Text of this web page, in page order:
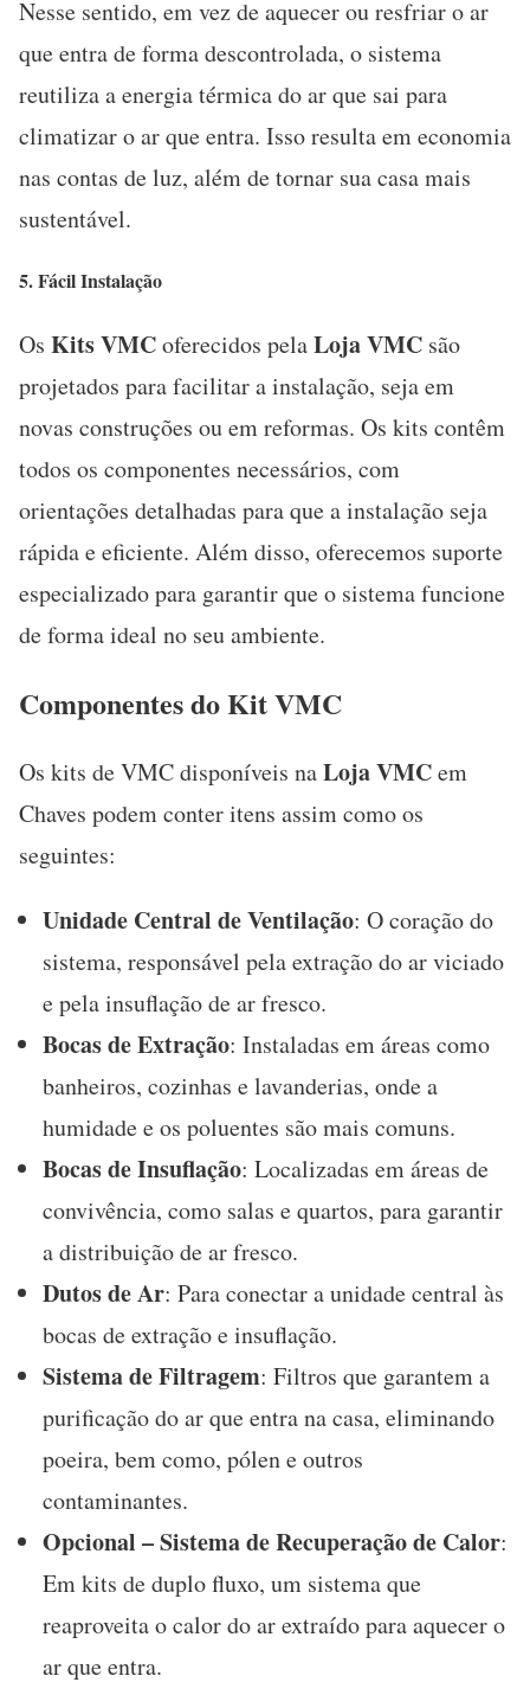
Nesse sentido, em vez de aquecer ou resfriar o ar
que entra de forma descontrolada, o sistema
reutiliza a energia térmica do ar que sai para
climatizar o ar que entra. Isso resulta em economia
nas contas de luz, além de tornar sua casa mais
sustentável.
5. FácilInstalação
Os Kits VMCoferecidos pelaLoja VMC são
projetados para facilitar a instalação, seja em
novas construções ou em reformas. Os kits contêm
todos os componentes necessários, com
orientações detalhadas para que a instalação seja
rápida e eficiente. Além disso, oferecemos suporte
especializado para garantir que o sistema funcione
de forma ideal no seu ambiente.
Componentes do Kit VMC
Os kits de VMC disponíveis naLoja VMCem
Chaves podem conter itens assim como os
seguintes:
Unidade Central de Ventilação: O coração do
sistema, responsável pela extração do ar viciado
e pela insuflação de ar fresco.
Bocas de Extração: Instaladas em áreas como
banheiros, cozinhas e lavanderias, onde a
humidade e os poluentes são mais comuns.
Bocas de Insuflação: Localizadas em áreas de
convivência, como salas e quartos, para garantir
a distribuição de ar fresco.
Dutos de Ar: Para conectar a unidade central às
bocas de extração e insuflação.
Sistema de Filtragem: Filtros que garantem a
purificação do ar que entra na casa, eliminando
poeira, bem como, pólen e outros
contaminantes.
Opcional – Sistema de Recuperação de Calor:
Em kits de duplo fluxo, um sistema que
reaproveita o calor do ar extraído para aquecer o
ar que entra.